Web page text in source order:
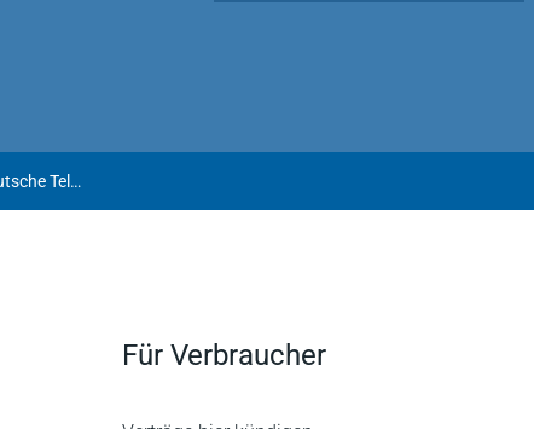
Musterentscheid im KapMuG-Verfahren gegen die Deutsche Telekom wegen des 2. Börsengangs
Für Verbraucher